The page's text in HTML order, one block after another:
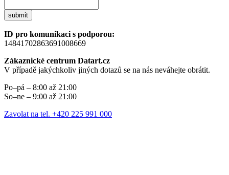
submit
ID pro komunikaci s podporou:
14841702863691008669
Zákaznické centrum Datart.cz
V případě jakýchkoliv jiných dotazů se na nás neváhejte obrátit.
Po–pá – 8:00 až 21:00
So–ne – 9:00 až 21:00
Zavolat na tel. +420 225 991 000